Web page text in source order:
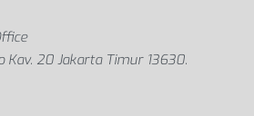
Kav. 20 Jakarta Timur 13630.